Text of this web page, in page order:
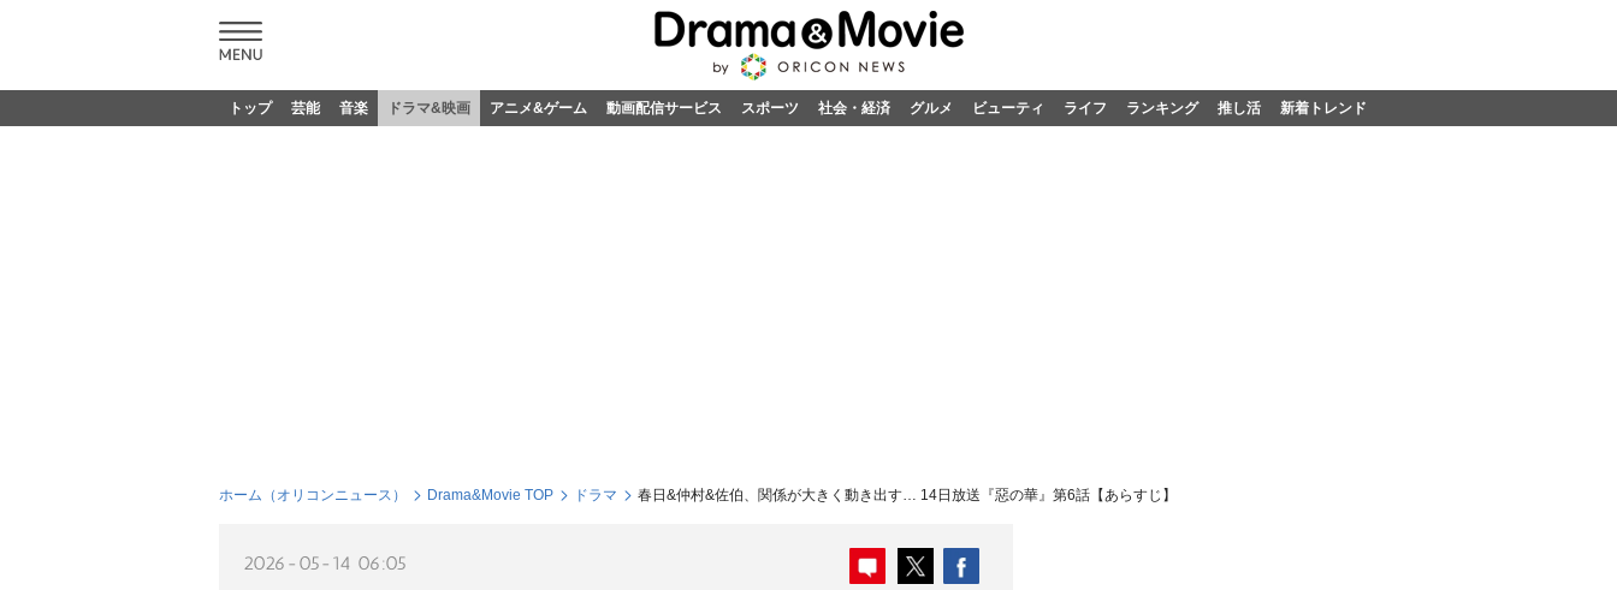
トップ 芸能 音楽 ドラマ&映画 アニメ&ゲーム 動画配信サービス スポーツ 社会・経済 グルメ ビューティ ライフ ランキング 推し活 新着トレンド
ホーム（オリコンニュース） Drama&Movie TOP ドラマ 春日&仲村&佐伯、関係が大きく動き出す… 14日放送『惡の華』第6話【あらすじ】
2026-05-14 06:05